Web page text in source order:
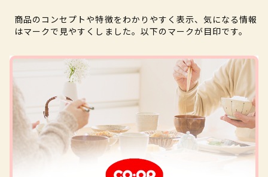
商品のコンセプトや特徴をわかりやすく表示、気になる情報
はマークで見やすくしました。以下のマークが目印です。